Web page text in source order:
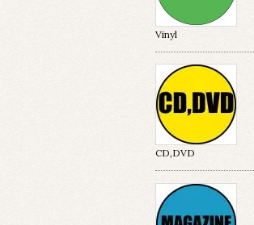
Vinyl
CD,DVD